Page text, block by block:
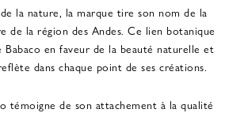
la nature, la marque tire son nom de la
de la région des Andes. Ce lien botanique
en faveur de la beauté naturelle et
dans chaque point de ses créations.
témoigne de son attachement à la qualité